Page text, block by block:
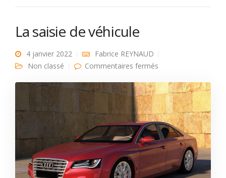
La saisie de véhicule
4 janvier 2022
Fabrice REYNAUD
Non classé
Commentaires fermés